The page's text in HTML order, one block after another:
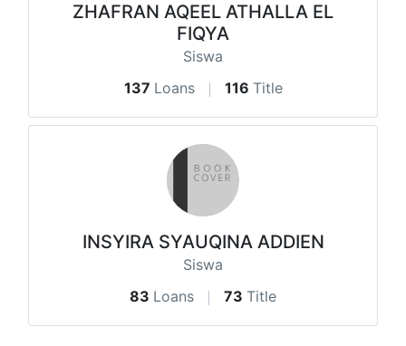
ZHAFRAN AQEEL ATHALLA EL
FIQYA
Siswa
137 Loans 116 Title
INSYIRA SYAUQINA ADDIEN
Siswa
83 Loans 73 Title